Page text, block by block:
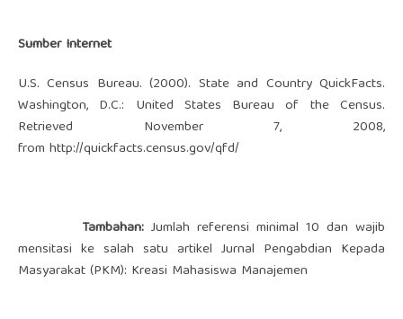
Sumber Internet
U.S. Census Bureau. (2000). State and Country QuickFacts.
Washington, D.C.: United States Bureau of the Census.
Retrieved November 7, 2008,
from http://quickfacts.census.gov/qfd/
Tambahan: Jumlah referensi minimal 10 dan wajib
mensitasi ke salah satu artikel Jurnal Pengabdian Kepada
Masyarakat (PKM): Kreasi Mahasiswa Manajemen